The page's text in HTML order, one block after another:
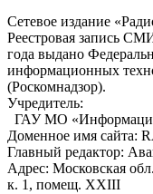
Сетевое издание
Реестровая запись
года выдано
информационных
(Роскомнадзор).
Учредитель:
ГАУ МО
Доменное имя сайта:
Главный редактор:
Адрес: Московская
к. 1, помещ. XXIII